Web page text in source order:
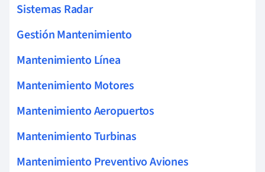
Sistemas Radar
Gestión Mantenimiento
Mantenimiento Línea
Mantenimiento Motores
Mantenimiento Aeropuertos
Mantenimiento Turbinas
Mantenimiento Preventivo Aviones